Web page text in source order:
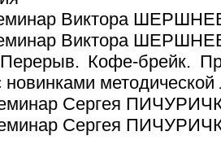
Виктора
Виктора
Кофе-брейк.
новинками
Сергея
Сергея